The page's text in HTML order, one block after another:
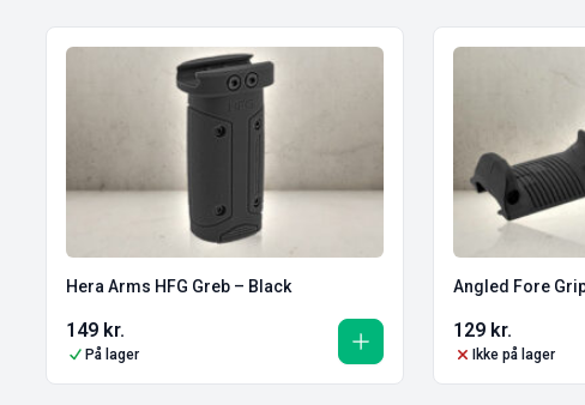
Hera Arms HFG Greb – Black
149 kr.
På lager
Angled Fore
129 kr.
Ikke på lager